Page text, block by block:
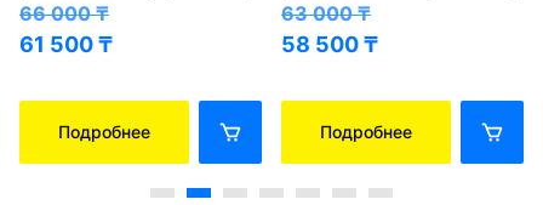
66 000₸
61 500₸
Подробнее
63 000₸
58 500₸
Подробнее